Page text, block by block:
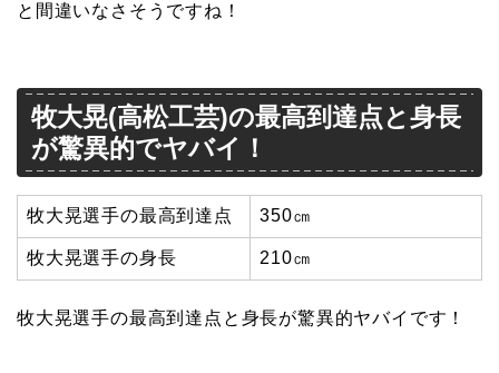
と間違いなさそう ですね！
牧大晃(高松工芸)の最高到達点と身長
が驚異的でヤバイ！
牧大晃選手の最高到達点 350㎝
牧大晃選手の身長 210㎝
牧大晃選手の最高到達点と身長が驚異的ヤバイです！